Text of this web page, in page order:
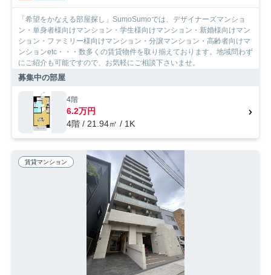
「希望をかなえる部屋探し」SumoSumoでは、デザイナーズマンショ
ン・単身者様向けマンション・学生様向けマンション・新婚様向けマン
ション・ファミリー様向けマンション・分譲マンション・高齢者向けマ
ンションetc・・・数多くの賃貸物件を取り揃えております。地域問わず
にご紹介も可能ですので、お気軽にご相談下さいませ。
募集中の部屋
4階
6.2万円
4階 / 21.94㎡ / 1K
賃貸マンション